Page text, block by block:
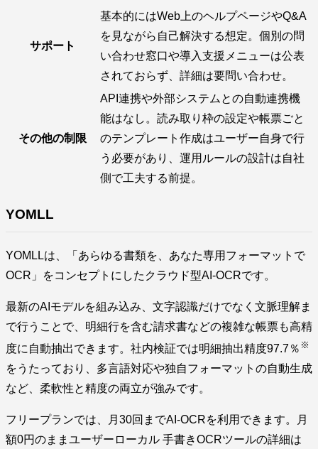
サポート
基本的にはWeb上のヘルプページやQ&A
を見ながら自己解決する想定。個別の問
い合わせ窓口や導入支援メニューは公表
されておらず、詳細は要問い合わせ。
その他の制限
API連携や外部システムとの自動連携機
能はなし。読み取り枠の設定や帳票ごと
のテンプレート作成はユーザー自身で行
う必要があり、運用ルールの設計は自社
側で工夫する前提。
YOMLL
YOMLLは、「あらゆる書類を、あなた専用フォーマットで
OCR」をコンセプトにしたクラウド型AI-OCRです。
最新のAIモデルを組み込み、文字認識だけでなく文脈理解ま
で行うことで、明細行を含む請求書などの複雑な帳票も高精
度に自動抽出できます。社内検証では明細抽出精度97.7％ ※
をうたっており、多言語対応や独自フォーマットの自動生成
など、柔軟性と精度の両立が強みです。
フリープランでは、月30回までAI-OCRを利用できます。月
額0円のままユーザーローカル 手書きOCRツールの詳細は